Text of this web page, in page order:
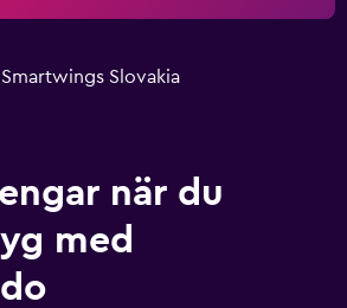
Slovakia
när du
med